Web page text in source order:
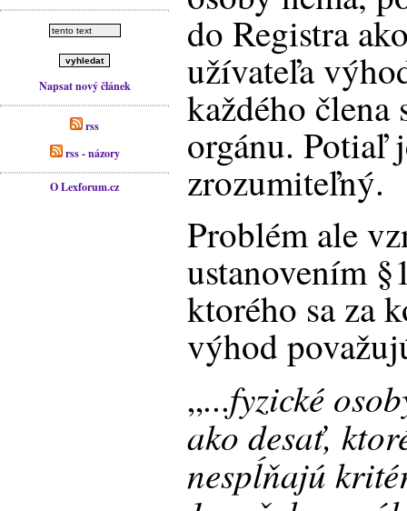
Napsat nový článek
rss
rss - názory
O Lexforum.cz
do Registra
užívateľa
každého člena
orgánu. Potiaľ
zrozumiteľný.
Problém ale
ustanovením
ktorého sa za
výhod
„...fyzické
ako desať,
nespĺňajú